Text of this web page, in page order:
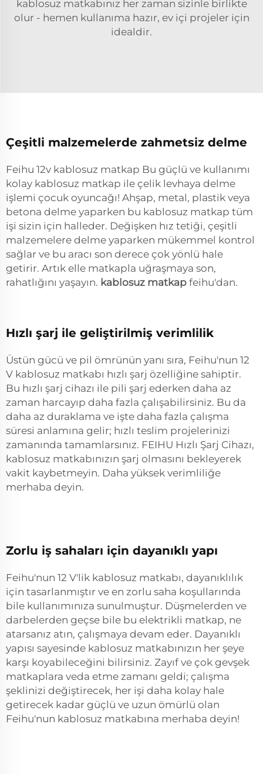
kablosuz matkabınız her zaman sizinle birlikte
olur - hemen kullanıma hazır, ev içi projeler için
idealdir.
Çeşitli malzemelerde zahmetsiz delme
Feihu 12v kablosuz matkap Bu güçlü ve kullanımı
kolay kablosuz matkap ile çelik levhaya delme
işlemi çocuk oyuncağı! Ahşap, metal, plastik veya
betona delme yaparken bu kablosuz matkap tüm
işi sizin için halleder. Değişken hız tetiği, çeşitli
malzemelere delme yaparken mükemmel kontrol
sağlar ve bu aracı son derece çok yönlü hale
getirir. Artık elle matkapla uğraşmaya son,
rahatlığını yaşayın. kablosuz matkap feihu'dan.
Hızlı şarj ile geliştirilmiş verimlilik
Üstün gücü ve pil ömrünün yanı sıra, Feihu'nun 12
V kablosuz matkabı hızlı şarj özelliğine sahiptir.
Bu hızlı şarj cihazı ile pili şarj ederken daha az
zaman harcayıp daha fazla çalışabilirsiniz. Bu da
daha az duraklama ve işte daha fazla çalışma
süresi anlamına gelir; hızlı teslim projelerinizi
zamanında tamamlarsınız. FEIHU Hızlı Şarj Cihazı,
kablosuz matkabınızın şarj olmasını bekleyerek
vakit kaybetmeyin. Daha yüksek verimliliğe
merhaba deyin.
Zorlu iş sahaları için dayanıklı yapı
Feihu'nun 12 V'lik kablosuz matkabı, dayanıklılık
için tasarlanmıştır ve en zorlu saha koşullarında
bile kullanımınıza sunulmuştur. Düşmelerden ve
darbelerden geçse bile bu elektrikli matkap, ne
atarsanız atın, çalışmaya devam eder. Dayanıklı
yapısı sayesinde kablosuz matkabınızın her şeye
karşı koyabileceğini bilirsiniz. Zayıf ve çok gevşek
matkaplara veda etme zamanı geldi; çalışma
şeklinizi değiştirecek, her işi daha kolay hale
getirecek kadar güçlü ve uzun ömürlü olan
Feihu'nun kablosuz matkabına merhaba deyin!